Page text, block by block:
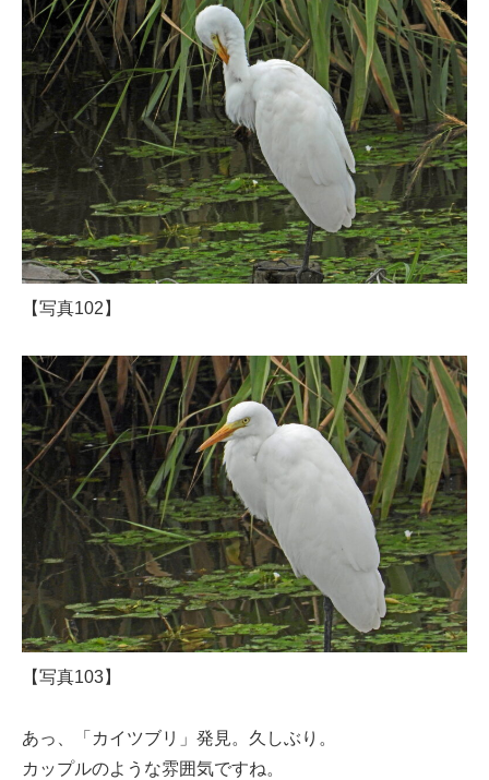
【写真102】
【写真103】
あっ、「カイツブリ」発見。久しぶり。
カップルのような雰囲気ですね。